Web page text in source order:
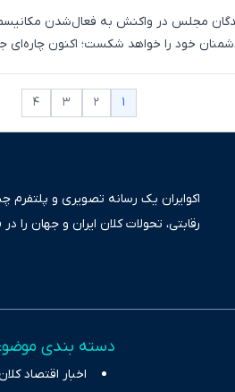
مجلس در واکنش به فعال‌شدن مکانیسم
خود را خواهد شکست؛ اکنون چاره‌ای
۱ ۲ ۳ ۴
اکوایران یک رسانه تصویری و پلتفرم
رقابتی، تحولات کلان ایران و جهان
به عنوان منبعی دقیق و قابل اعتماد،
چالش‌های فقر و بیکاری را جست‌وجو
اقتصاد را با رویکردی حرفه‌ای و
دسته بندی
اخبار اقتصاد